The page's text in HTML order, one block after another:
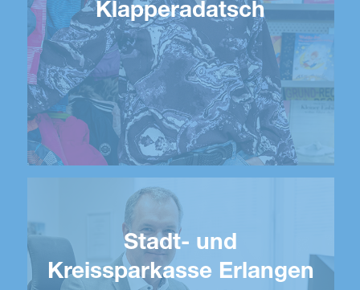
Klapperadatsch
Stadt- und
Kreissparkasse Erlangen